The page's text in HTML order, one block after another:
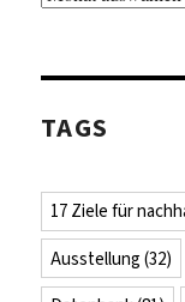
TAGS
17 Ziele für
Ausstellung (32)